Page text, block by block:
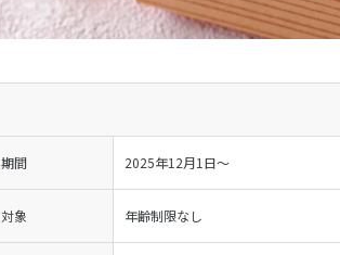
期間 2025年12月1日～
対象 年齢制限なし